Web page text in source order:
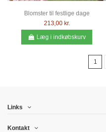
Blomster til festlige dage
213,00 kr.
Læg i indkøbskurv
1
Links
Kontakt